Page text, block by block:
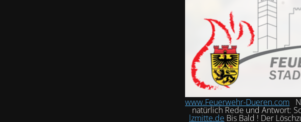
www.Feuerwehr-Dueren.com
natürlich Rede und Antwort:
lzmitte.de Bis Bald ! Der